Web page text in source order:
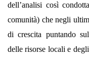
dell’analisi così
comunità) che negli
di crescita puntando
delle risorse locali e